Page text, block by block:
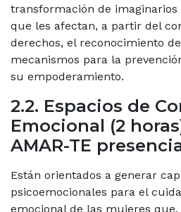
transformación de imaginarios
que les afectan, a partir del
derechos, el reconocimiento
mecanismos para la
su empoderamiento.
2.2. Espacios de
Emocional (2
AMAR-TE
Están orientados a generar
psicoemocionales para el
emocional de las mujeres